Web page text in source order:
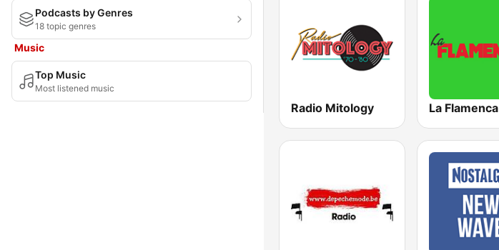
Podcasts by Genres
18 topic genres
Music
Top Music
Most listened music
Radio Mitology La Flamenca